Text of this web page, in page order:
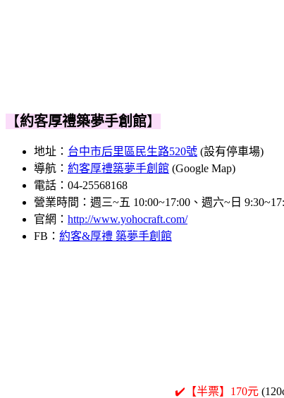
【約客厚禮築夢手創館】
地址： 台中市后里區民生路520號 (設有停車場)
導航： 約客厚禮築夢手創館 (Google Map)
電話： 04-25568168
營業時間：週三~五 10:00~17:00、週六~日
官網： http://www.yohocraft.com/
FB： 約客&厚禮 築夢手創館
✔️【半票】170元